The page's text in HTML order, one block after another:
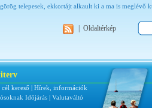
telepesek, ekkortájt alkault ki a ma is meglévő
Oldaltérkép
kereső | Hírek, információk
Időjárás | Valutaváltó